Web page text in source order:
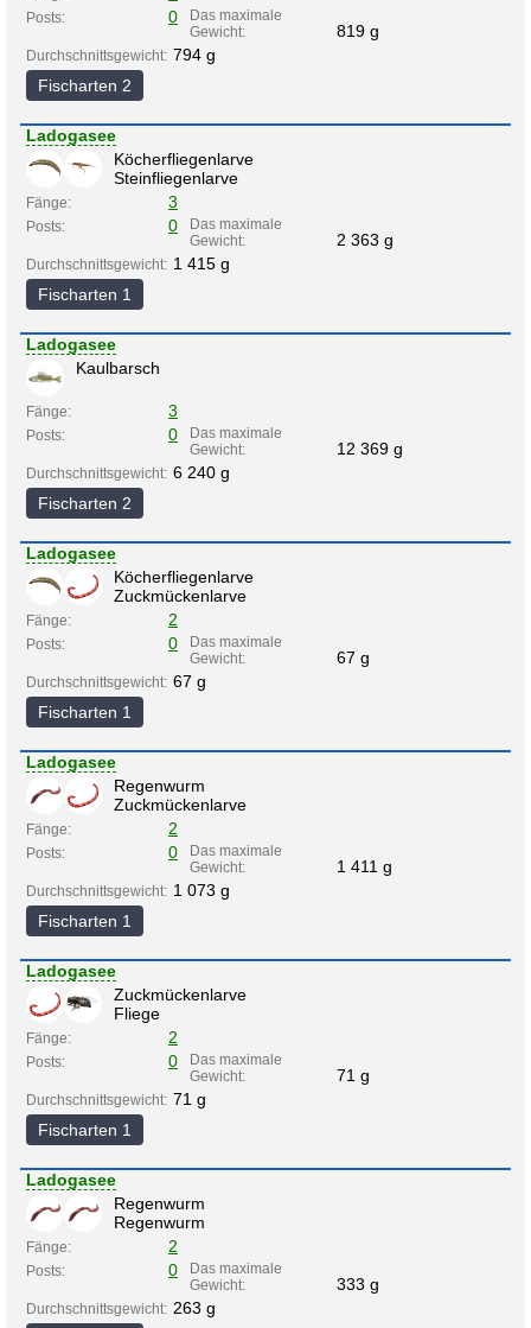
Posts: 0
Das maximale
Gewicht:
819 g
Durchschnittsgewicht: 794 g
Fischarten 2
Ladogasee
Köcherfliegenlarve
Steinfliegenlarve
Fänge: 3
Posts: 0
Das maximale
Gewicht:
2 363 g
Durchschnittsgewicht: 1 415 g
Fischarten 1
Ladogasee
Kaulbarsch
Fänge: 3
Posts: 0
Das maximale
Gewicht:
12 369 g
Durchschnittsgewicht: 6 240 g
Fischarten 2
Ladogasee
Köcherfliegenlarve
Zuckmückenlarve
Fänge: 2
Posts: 0
Das maximale
Gewicht:
67 g
Durchschnittsgewicht: 67 g
Fischarten 1
Ladogasee
Regenwurm
Zuckmückenlarve
Fänge: 2
Posts: 0
Das maximale
Gewicht:
1 411 g
Durchschnittsgewicht: 1 073 g
Fischarten 1
Ladogasee
Zuckmückenlarve
Fliege
Fänge: 2
Posts: 0
Das maximale
Gewicht:
71 g
Durchschnittsgewicht: 71 g
Fischarten 1
Ladogasee
Regenwurm
Regenwurm
Fänge: 2
Posts: 0
Das maximale
Gewicht:
333 g
Durchschnittsgewicht: 263 g